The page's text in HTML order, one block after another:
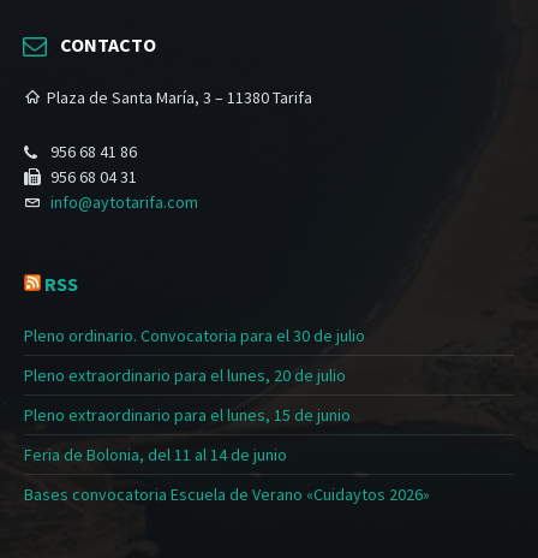
CONTACTO
Plaza de Santa María, 3 – 11380 Tarifa
956 68 41 86
956 68 04 31
info@aytotarifa.com
RSS
Pleno ordinario. Convocatoria para el 30 de julio
Pleno extraordinario para el lunes, 20 de julio
Pleno extraordinario para el lunes, 15 de junio
Feria de Bolonia, del 11 al 14 de junio
Bases convocatoria Escuela de Verano «Cuidaytos 2026»